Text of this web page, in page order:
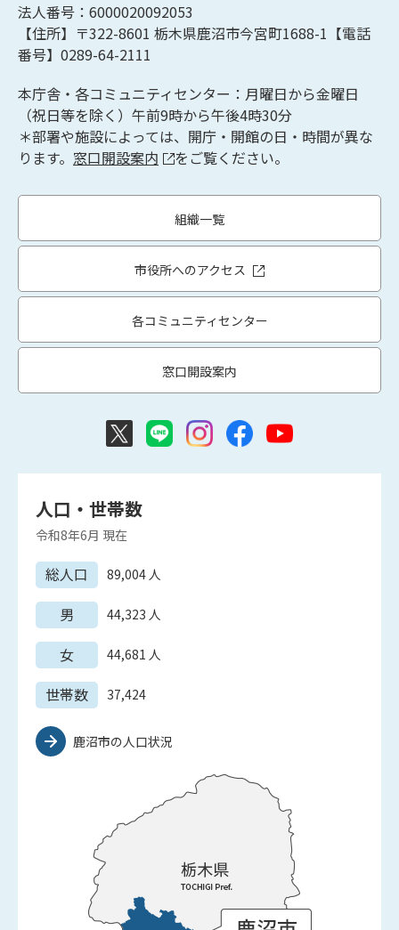
法人番号：6000020092053
【住所】〒322-8601 栃木県鹿沼市今宮町1688-1【電話
番号】0289-64-2111
本庁舎・各コミュニティセンター：月曜日から金曜日
（祝日等を除く）午前9時から午後4時30分
＊部署や施設によっては、開庁・開館の日・時間が異な
ります。 窓口開設案内 をご覧ください。
組織一覧
市役所へのアクセス
各コミュニティセンター
窓口開設案内
人口・世帯数
令和8年6月 現在
総人口 89,004人
男 44,323 人
女 44,681 人
世帯数 37,424
鹿沼市の人口状況